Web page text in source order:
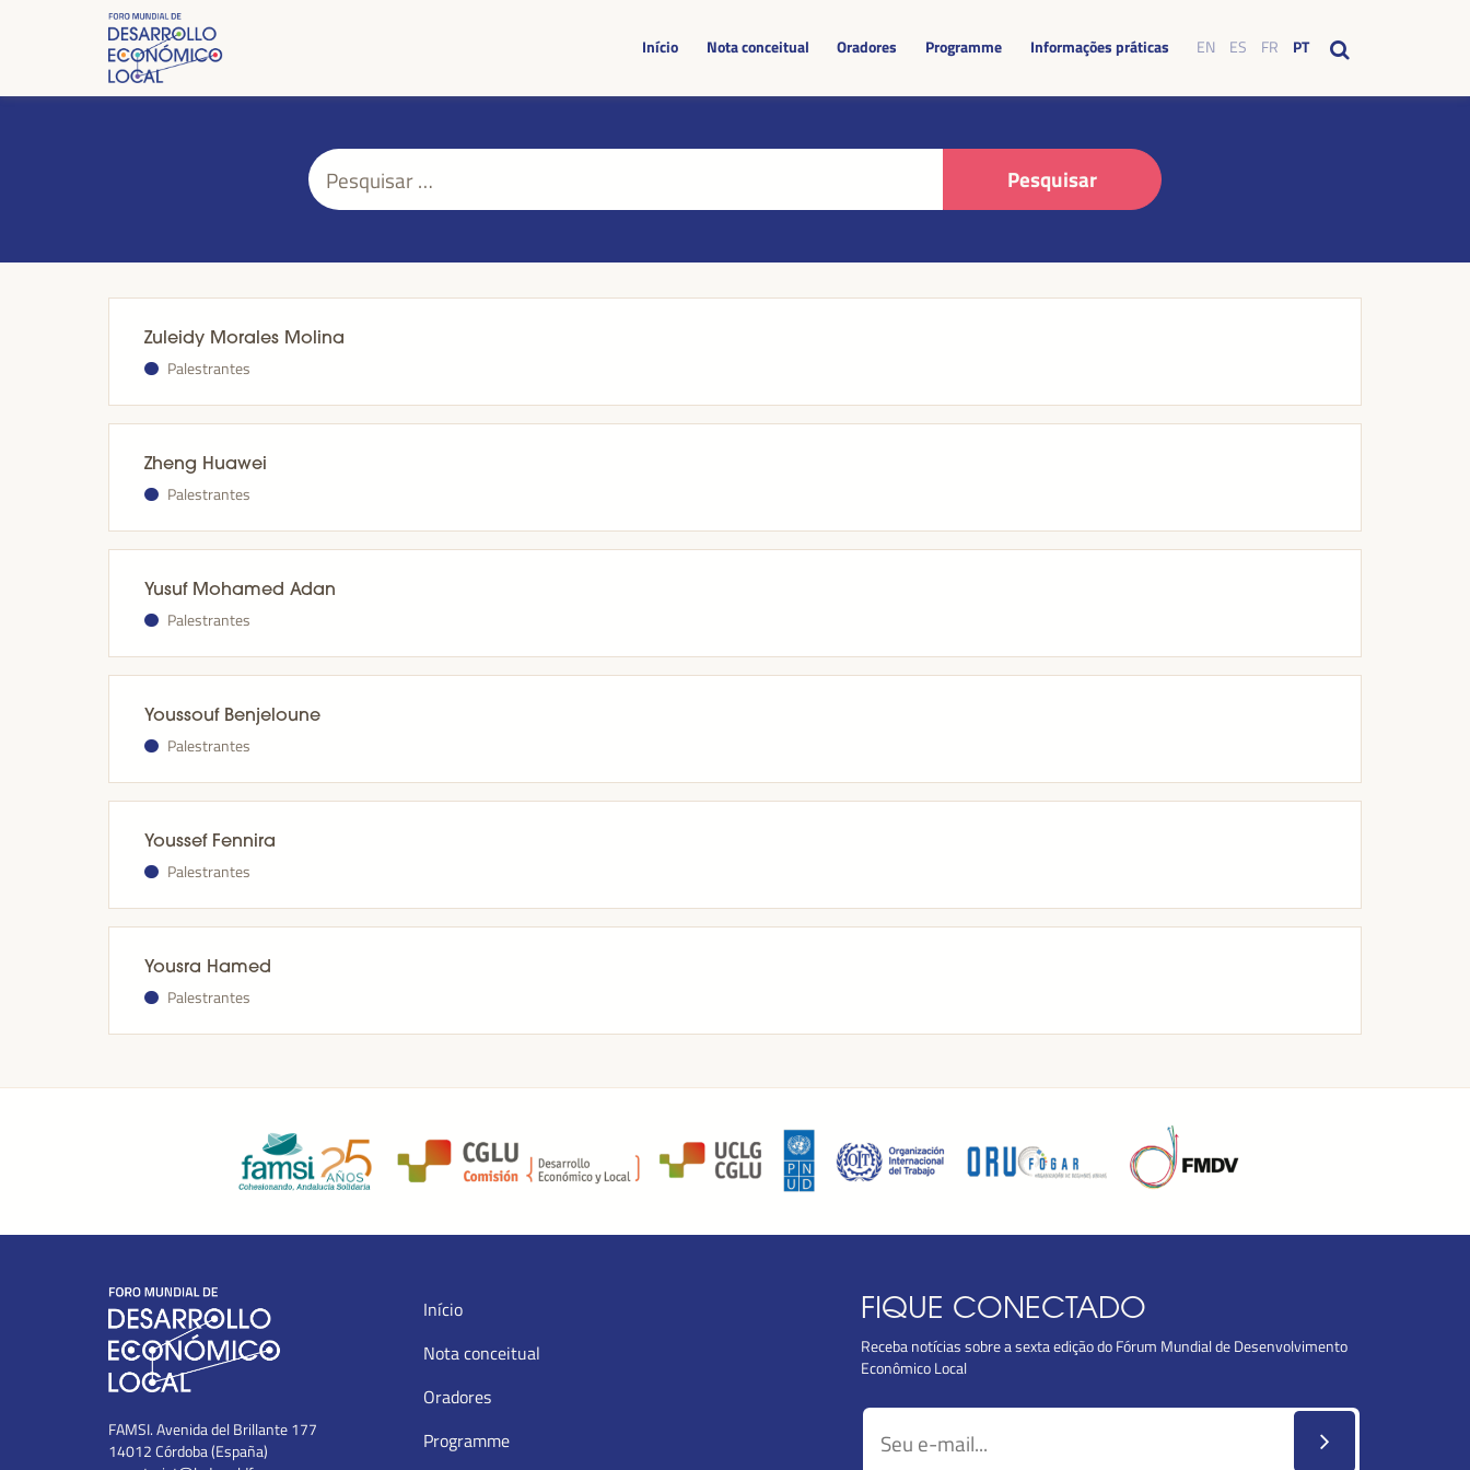
Início Nota conceitual Oradores Programme Informações práticas EN ES FR PT
Pesquisar
por:
Zuleidy Morales Molina
Palestrantes
Zheng Huawei
Palestrantes
Yusuf Mohamed Adan
Palestrantes
Youssouf Benjeloune
Palestrantes
Youssef Fennira
Palestrantes
Yousra Hamed
Palestrantes
FAMSI. Avenida del Brillante 177
14012 Córdoba (España)
Início
Nota conceitual
Oradores
Programme
FIQUE CONECTADO
Receba notícias sobre a sexta edição do Fórum Mundial de Desenvolvimento
Econômico Local